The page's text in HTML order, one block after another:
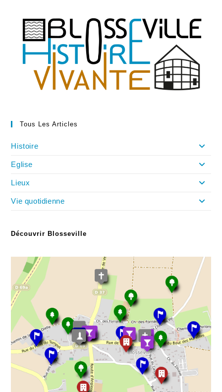
Tous Les Articles
Histoire
Eglise
Lieux
Vie quotidienne
Découvrir Blosseville